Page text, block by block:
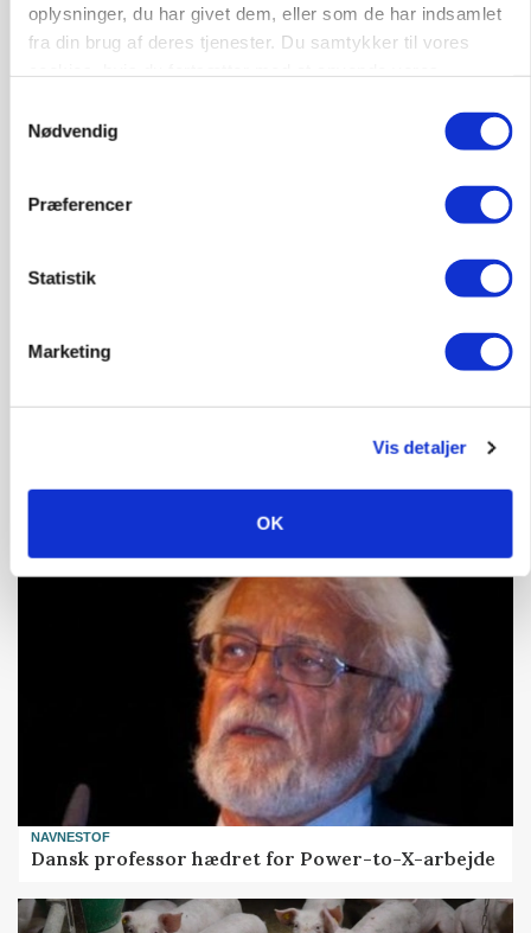
oplysninger, du har givet dem, eller som de har indsamlet
fra din brug af deres tjenester. Du samtykker til vores
Nødvendig
Præferencer
Statistik
Marketing
Vis detaljer
OK
Forud for ny kvælstoflov: Blot ét trepartsprojekt
NAVNESTOF
Dansk professor hædret for Power-to-X-arbejde